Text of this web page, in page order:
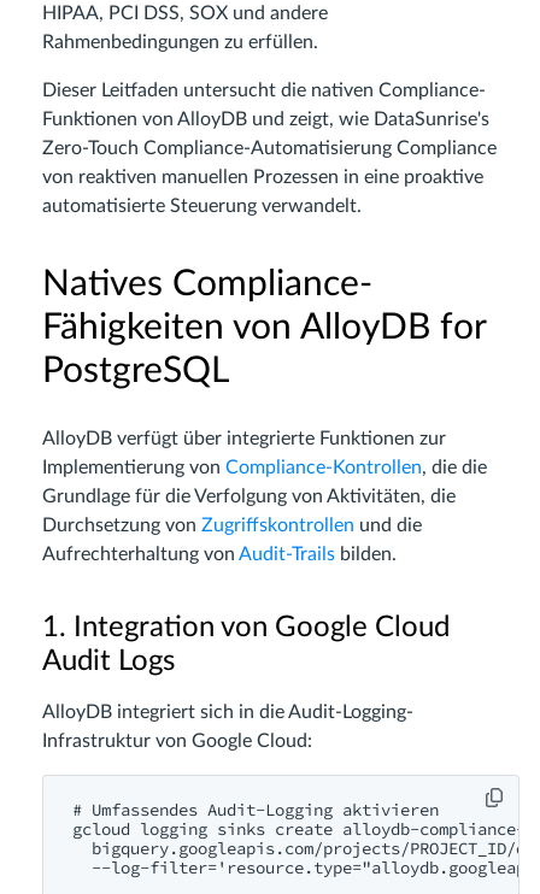
HIPAA, PCI DSS, SOX und andere
Rahmenbedingungen zu erfüllen.
Dieser Leitfaden untersucht die nativen Compliance-
Funktionen von AlloyDB und zeigt, wie DataSunrise's
Zero-Touch Compliance-Automatisierung Compliance
von reaktiven manuellen Prozessen in eine proaktive
automatisierte Steuerung verwandelt.
Natives Compliance-
Fähigkeiten von AlloyDB for
PostgreSQL
AlloyDB verfügt über integrierte Funktionen zur
Implementierung von Compliance-Kontrollen, die die
Grundlage für die Verfolgung von Aktivitäten, die
Durchsetzung von Zugriffskontrollen und die
Aufrechterhaltung von Audit-Trails bilden.
1. Integration von Google Cloud
Audit Logs
AlloyDB integriert sich in die Audit-Logging-
Infrastruktur von Google Cloud:
# Umfassendes Audit-Logging aktivieren
gcloud logging sinks create alloydb-compliance-
bigquery.googleapis.com/projects/PROJECT_ID/